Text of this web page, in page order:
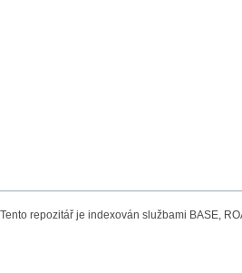
Tento repozitář je indexován službami BASE,